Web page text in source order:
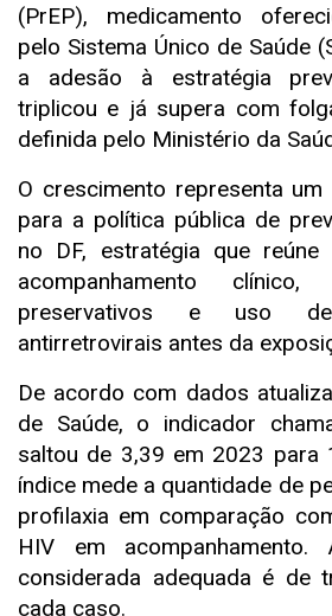
(PrEP), medicamento
pelo Sistema Único de Saúde
a adesão à estratégia
triplicou e já supera com
definida pelo Ministério da
O crescimento representa
para a política pública de
no DF, estratégia que reúne
acompanhamento
preservativos e uso de
antirretrovirais antes da
De acordo com dados
de Saúde, o indicador
saltou de 3,39 em 2023 para
índice mede a quantidade de
profilaxia em comparação
HIV em acompanhamento.
considerada adequada é de
cada caso.